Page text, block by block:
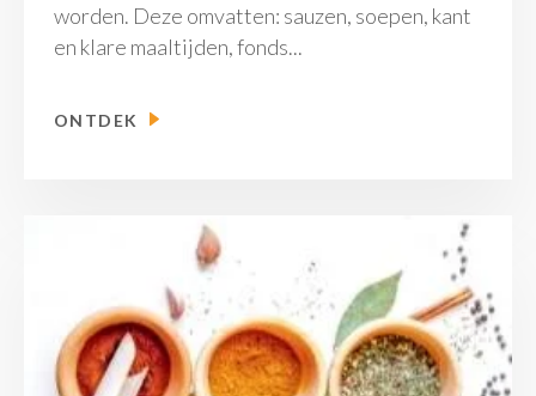
worden. Deze omvatten: sauzen, soepen, kant
en klare maaltijden, fonds...
ONTDEK